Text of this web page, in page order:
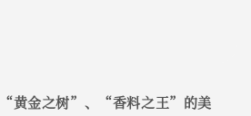
“黄金之树”、“香料之王”的美